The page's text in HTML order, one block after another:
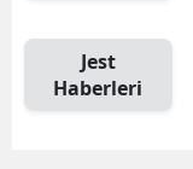
Jest
Haberleri